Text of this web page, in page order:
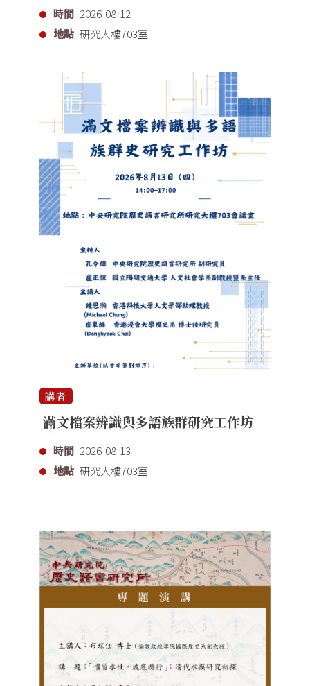
時間 2026-08-12
地點 研究大樓703室
講者
滿文檔案辨識與多語族群研究工作坊
時間 2026-08-13
地點 研究大樓703室